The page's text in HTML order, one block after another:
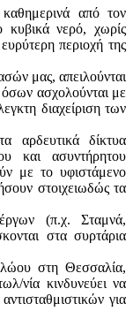
από τον
νερό, χωρίς
περιοχή της
μας, απειλούνται
όσων ασχολούνται με
διαχείριση των
αρδευτικά δίκτυα
και ασυντήρητου
με το υφιστάμενο
στοιχειωδώς τα
(π.χ. Σταμνά,
στα συρτάρια
στη Θεσσαλία,
νία κινδυνεύει να
για